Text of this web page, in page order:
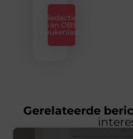
Redactie
van OBS
Beukenlaan
Gerelateerde